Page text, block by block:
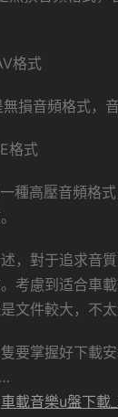
格式
無損音頻格式，
格式
種高壓音頻格
，對于追求音
。考慮到适合車
文件較大，不
要掌握好下載
車載音樂u盤下載